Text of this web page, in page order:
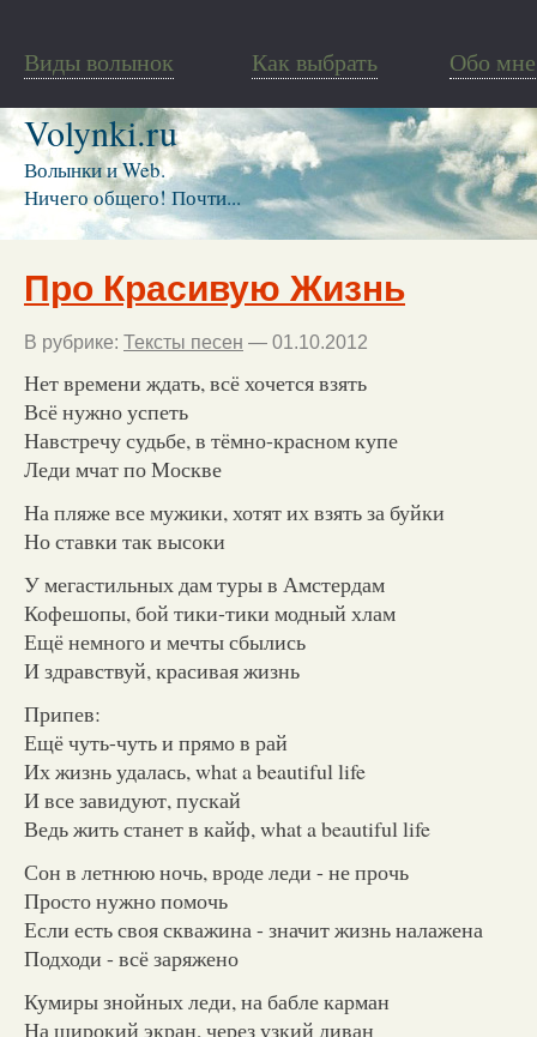
Виды волынок Как выбрать Обо мне
Volynki.ru
Волынки и Web.
Ничего общего! Почти...
Про Красивую Жизнь
В рубрике: Тексты песен — 01.10.2012
Нет времени ждать, всё хочется взять
Всё нужно успеть
Навстречу судьбе, в тёмно-красном купе
Леди мчат по Москве
На пляже все мужики, хотят их взять за буйки
Но ставки так высоки
У мегастильных дам туры в Амстердам
Кофешопы, бой тики-тики модный хлам
Ещё немного и мечты сбылись
И здравствуй, красивая жизнь
Припев:
Ещё чуть-чуть и прямо в рай
Их жизнь удалась, what a beautiful life
И все завидуют, пускай
Ведь жить станет в кайф, what a beautiful life
Сон в летнюю ночь, вроде леди - не прочь
Просто нужно помочь
Если есть своя скважина - значит жизнь налажена
Подходи - всё заряжено
Кумиры знойных леди, на бабле карман
На широкий экран, через узкий диван